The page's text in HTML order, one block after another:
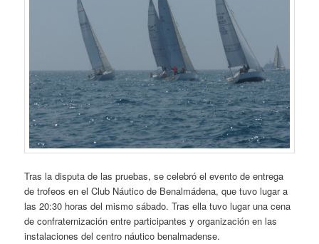
Tras la disputa de las pruebas, se celebró el evento de entrega
de trofeos en el Club Náutico de Benalmádena, que tuvo lugar a
las 20:30 horas del mismo sábado. Tras ella tuvo lugar una cena
de confraternización entre participantes y organización en las
instalaciones del centro náutico benalmadense.